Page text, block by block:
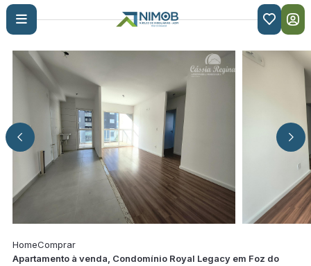

HomeComprar
Apartamento à venda, Condomínio Royal Legacy em Foz do